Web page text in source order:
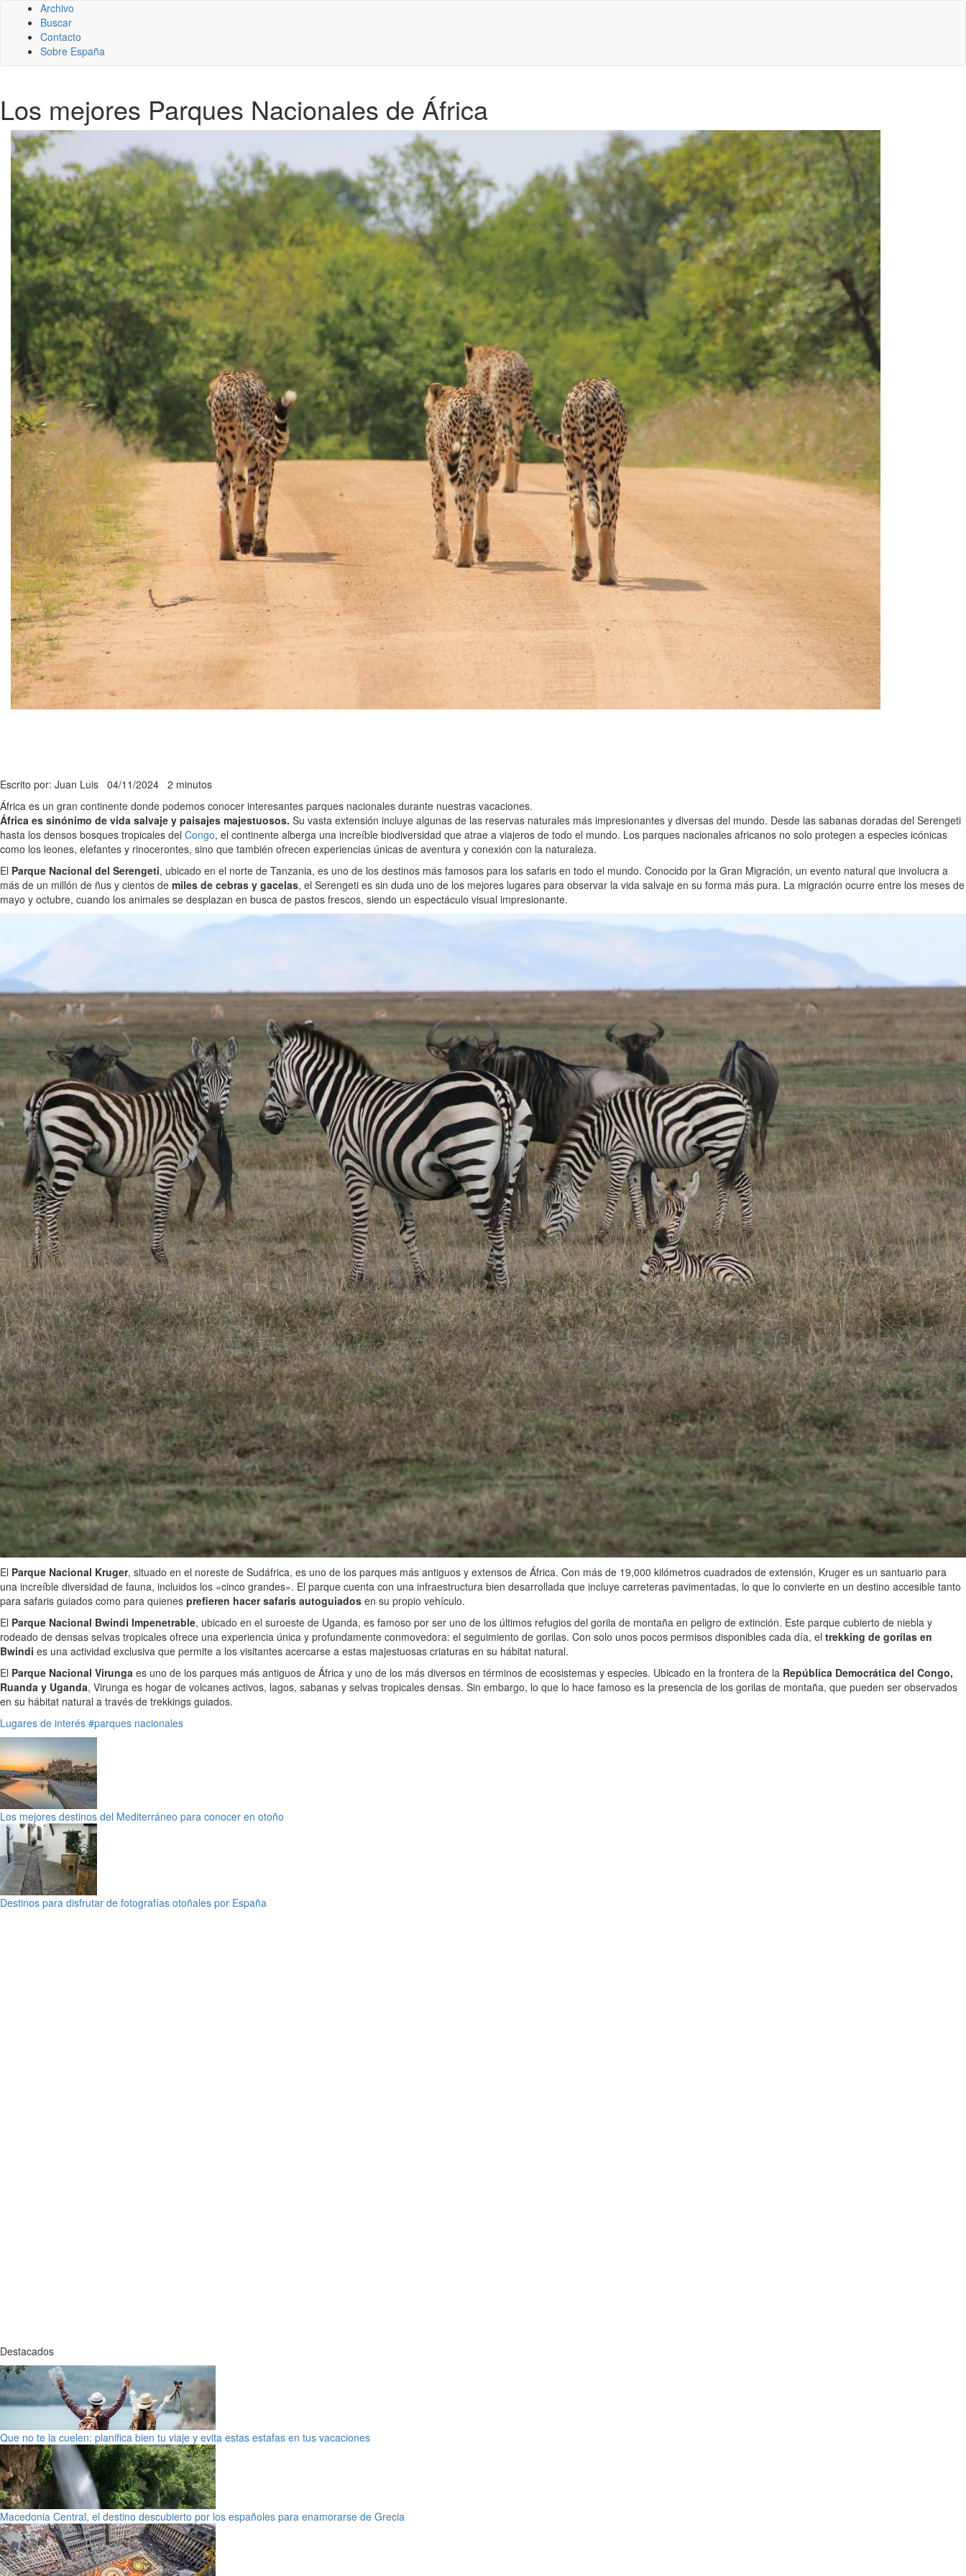
Archivo
Buscar
Contacto
Sobre España
Los mejores Parques Nacionales de África
Escrito por: Juan Luis 04/11/2024 2 minutos
África es un gran continente donde podemos conocer interesantes parques nacionales durante nuestras vacaciones.
África es sinónimo de vida salvaje y paisajes majestuosos. Su vasta extensión incluye algunas de las reservas naturales más impresionantes y diversas del mundo. Desde las sabanas doradas del Serengeti
hasta los densos bosques tropicales del Congo, el continente alberga una increíble biodiversidad que atrae a viajeros de todo el mundo. Los parques nacionales africanos no solo protegen a especies icónicas
como los leones, elefantes y rinocerontes, sino que también ofrecen experiencias únicas de aventura y conexión con la naturaleza.
El Parque Nacional del Serengeti, ubicado en el norte de Tanzania, es uno de los destinos más famosos para los safaris en todo el mundo. Conocido por la Gran Migración, un evento natural que involucra a
más de un millón de ñus y cientos de miles de cebras y gacelas, el Serengeti es sin duda uno de los mejores lugares para observar la vida salvaje en su forma más pura. La migración ocurre entre los meses de
mayo y octubre, cuando los animales se desplazan en busca de pastos frescos, siendo un espectáculo visual impresionante.
El Parque Nacional Kruger, situado en el noreste de Sudáfrica, es uno de los parques más antiguos y extensos de África. Con más de 19,000 kilómetros cuadrados de extensión, Kruger es un santuario para
una increíble diversidad de fauna, incluidos los «cinco grandes». El parque cuenta con una infraestructura bien desarrollada que incluye carreteras pavimentadas, lo que lo convierte en un destino accesible tanto
para safaris guiados como para quienes prefieren hacer safaris autoguiados en su propio vehículo.
El Parque Nacional Bwindi Impenetrable, ubicado en el suroeste de Uganda, es famoso por ser uno de los últimos refugios del gorila de montaña en peligro de extinción. Este parque cubierto de niebla y
rodeado de densas selvas tropicales ofrece una experiencia única y profundamente conmovedora: el seguimiento de gorilas. Con solo unos pocos permisos disponibles cada día, el trekking de gorilas en
Bwindi es una actividad exclusiva que permite a los visitantes acercarse a estas majestuosas criaturas en su hábitat natural.
El Parque Nacional Virunga es uno de los parques más antiguos de África y uno de los más diversos en términos de ecosistemas y especies. Ubicado en la frontera de la República Democrática del Congo,
Ruanda y Uganda, Virunga es hogar de volcanes activos, lagos, sabanas y selvas tropicales densas. Sin embargo, lo que lo hace famoso es la presencia de los gorilas de montaña, que pueden ser observados
en su hábitat natural a través de trekkings guiados.
Lugares de interés #parques nacionales
Los mejores destinos del Mediterráneo para conocer en otoño
Destinos para disfrutar de fotografías otoñales por España
Destacados
Que no te la cuelen: planifica bien tu viaje y evita estas estafas en tus vacaciones
Macedonia Central, el destino descubierto por los españoles para enamorarse de Grecia